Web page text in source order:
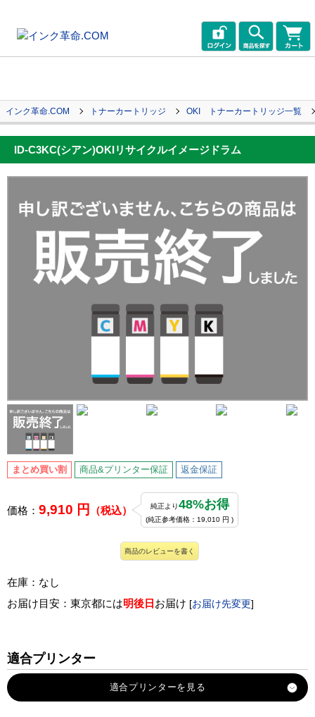
インク革命.COM トナーカートリッジ OKI トナーカートリッジ一覧
ID-C3KC(シアン)OKIリサイクルイメージドラム
まとめ買い割 商品&プリンター保証 返金保証
価格： 9,910 円 （税込） 純正より48%お得
(純正参考価格：19,010 円 )
商品のレビューを書く
在庫：なし
お届け目安：東京都には明後日 お届け [お届け先変更]
適合プリンター
COREFIDO-MC860dtn
COREFIDO-MC860dn